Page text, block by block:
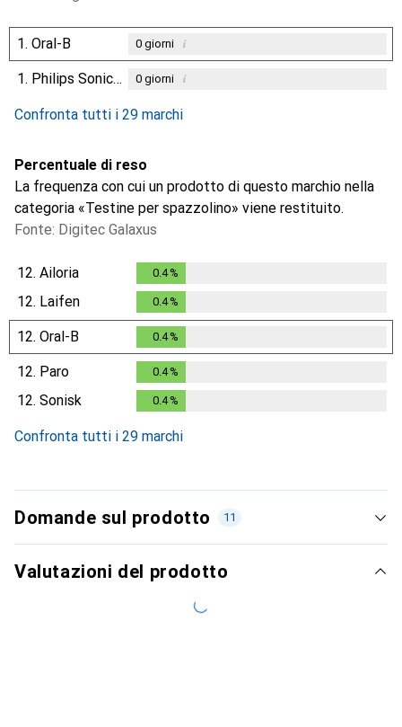
1. Oral-B 0giorni i
1. Philips Sonicare 0giorni i
Confronta tutti i 29 marchi
Percentuale di reso
La frequenza con cui un prodotto di questo marchio nella
categoria «Testine per spazzolino» viene restituito.
Fonte: Digitec Galaxus
12. Ailoria 0.4%
12. Laifen 0.4%
12. Oral-B 0.4%
12. Paro 0.4%
12. Sonisk 0.4%
Confronta tutti i 29 marchi
Domande sul prodotto 11
Valutazioni del prodotto